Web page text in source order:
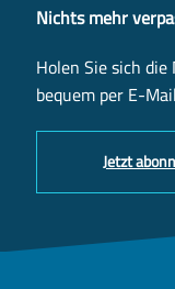
Nichts mehr
Holen Sie sich
bequem per E-
Jetzt